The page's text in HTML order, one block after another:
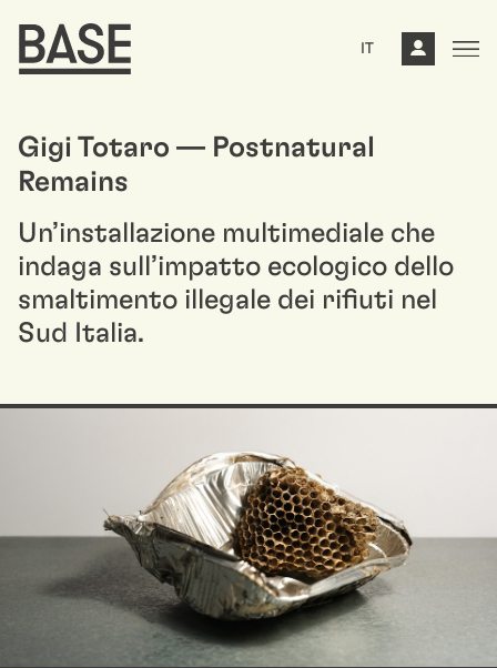
IT
Gigi Totaro — Postnatural
Remains
Un’installazione multimediale che
indaga sull’impatto ecologico dello
smaltimento illegale dei rifiuti nel
Sud Italia.